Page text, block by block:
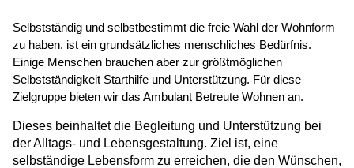
Selbstständig und selbstbestimmt die freie Wahl der Wohnform
zu haben, ist ein grundsätzliches menschliches Bedürfnis.
Einige Menschen brauchen aber zur größtmöglichen
Selbstständigkeit Starthilfe und Unterstützung. Für diese
Zielgruppe bieten wir das Ambulant Betreute Wohnen an.
Dieses beinhaltet die Begleitung und Unterstützung bei
der Alltags- und Lebensgestaltung. Ziel ist, eine
selbständige Lebensform zu erreichen, die den Wünschen,